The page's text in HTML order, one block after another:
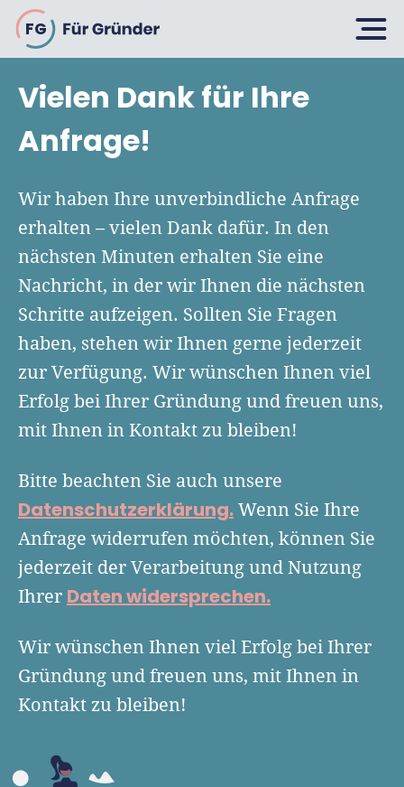
FG
Planen
Selbstständig machen
Über 500 Geschäftsideen
Bin ich ein Gründer?
Geschäftsmodell entwickeln
Businessplan schreiben
Businessplan-Vorlage & Muster
Finanzplan erstellen
Die besten Gründerkredite
Gründerwettbewerbe finden
Gründen
Firma gründen: 10 Tipps
Rechtsform wählen
UG gründen
GmbH gründen
Geschäftskonto-Vergleich
Schutzrechte anmelden
Kleingewerbe anmelden
Unsere Gründungspakete
Wachsen
6 Tipps zum Start
Fördermittelcheck machen
Kunden gewinnen
Website erstellen
Rechnung schreiben
Buchhaltung erledigen
Online-Kredit anfragen
Finanzieren
Gründungszuschuss
Kredit für Existenzgründer
Business Angels
Zuschüsse
Kontokorrenkredit
Flexible Kreditlinie
Firmenkonto
Tools
Businessplan-Software
Business Model Canvas
Gründungsassistent
Finanzplan Tool
Buchhaltungssoftware
Angebote
Finanzierungsangebote
Geschäftskonto eröffnen
Vielen Dank für Ihre
Anfrage!
Wir haben Ihre unverbindliche Anfrage
erhalten – vielen Dank dafür. In den
nächsten Minuten erhalten Sie eine
Nachricht, in der wir Ihnen die nächsten
Schritte aufzeigen. Sollten Sie Fragen
haben, stehen wir Ihnen gerne jederzeit
zur Verfügung. Wir wünschen Ihnen viel
Erfolg bei Ihrer Gründung und freuen uns,
mit Ihnen in Kontakt zu bleiben!
Bitte beachten Sie auch unsere
Datenschutzerklärung. Wenn Sie Ihre
Anfrage widerrufen möchten, können Sie
jederzeit der Verarbeitung und Nutzung
Ihrer Daten widersprechen.
Wir wünschen Ihnen viel Erfolg bei Ihrer
Gründung und freuen uns, mit Ihnen in
Kontakt zu bleiben!